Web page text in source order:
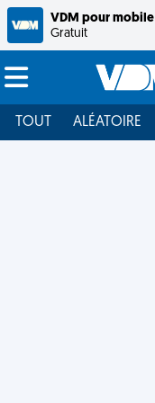
VDM pour mobile
Gratuit
TOUT ALÉATOIRE